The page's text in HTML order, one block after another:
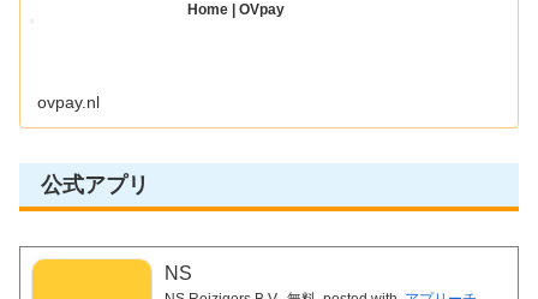
Home | OVpay
ovpay.nl
公式アプリ
NS